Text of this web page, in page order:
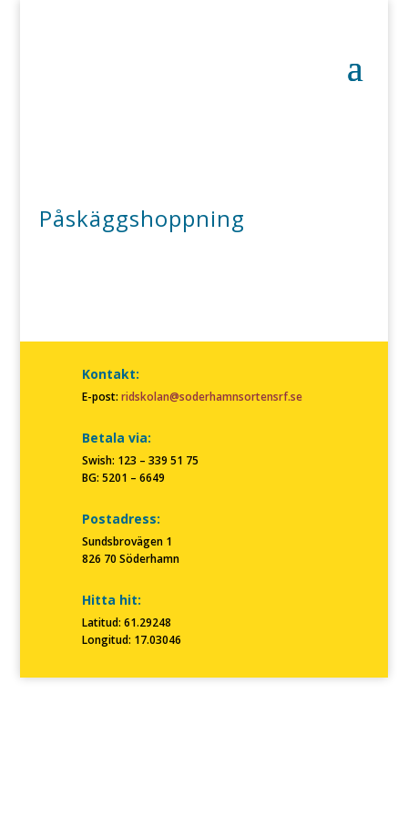
Påskäggshoppning
Kontakt:
E-post: ridskolan@soderhamnsortensrf.se
Betala via:
Swish: 123 – 339 51 75
BG: 5201 – 6649
Postadress:
Sundsbrovägen 1
826 70 Söderhamn
Hitta hit:
Latitud: 61.29248
Longitud: 17.03046